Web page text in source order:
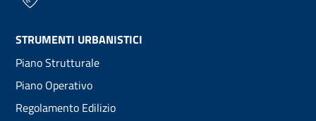
Footer
menu
STRUMENTI URBANISTICI
Piano Strutturale
Piano Operativo
Regolamento Edilizio